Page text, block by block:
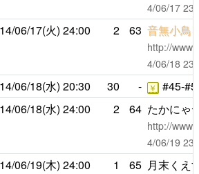
4/06/17
06/17(火) 24:00 2 63 音無小鳥
http://
4/06/18
06/18(水) 20:30 30 - ￥
#45-
06/18(水) 24:00 2 64 たかにゃ
http://
4/06/19
06/19(木) 24:00 1 65 月末くえ